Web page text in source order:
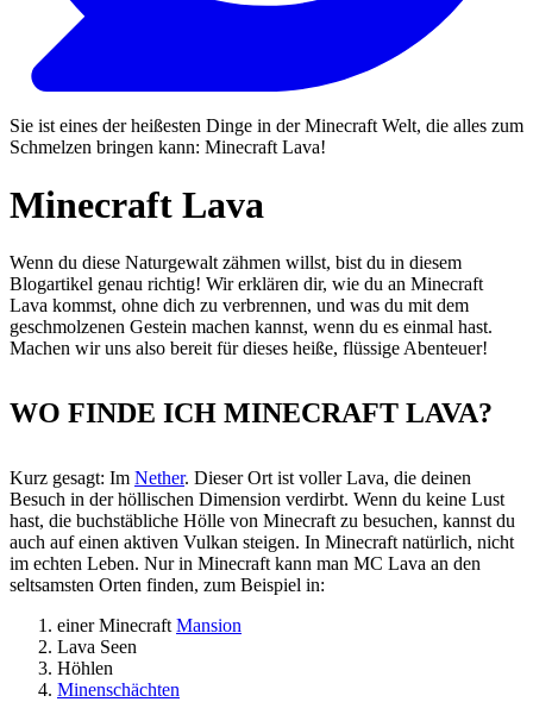
Sie ist eines der heißesten Dinge in der Minecraft Welt, die alles zum
Schmelzen bringen kann: Minecraft Lava!
Minecraft Lava
Wenn du diese Naturgewalt zähmen willst, bist du in diesem
Blogartikel genau richtig! Wir erklären dir, wie du an Minecraft
Lava kommst, ohne dich zu verbrennen, und was du mit dem
geschmolzenen Gestein machen kannst, wenn du es einmal hast.
Machen wir uns also bereit für dieses heiße, flüssige Abenteuer!
WO FINDE ICH MINECRAFT LAVA?
Kurz gesagt: Im Nether. Dieser Ort ist voller Lava, die deinen
Besuch in der höllischen Dimension verdirbt. Wenn du keine Lust
hast, die buchstäbliche Hölle von Minecraft zu besuchen, kannst du
auch auf einen aktiven Vulkan steigen. In Minecraft natürlich, nicht
im echten Leben. Nur in Minecraft kann man MC Lava an den
seltsamsten Orten finden, zum Beispiel in:
einer Minecraft Mansion
Lava Seen
Höhlen
Minenschächten